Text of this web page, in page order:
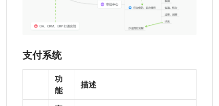
支付系统
功
能
描述